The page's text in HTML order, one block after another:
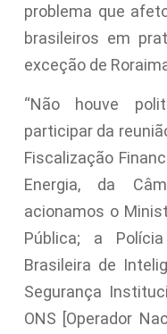
problema que
brasileiros em
exceção de
“Não houve
participar da
Fiscalização
Energia, da
acionamos o
Pública; a
Brasileira de
Segurança
ONS [Operador